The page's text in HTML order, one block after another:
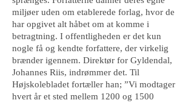
miljøer uden om etablerede forlag, hvor de
har opgivet alt håbet om at komme i
betragtning. I offentligheden er det kun
nogle få og kendte forfattere, der virkelig
brænder igennem. Direktør for Gyldendal,
Johannes Riis, indrømmer det. Til
Højskolebladet fortæller han; ”Vi modtager
hvert år et sted mellem 1200 og 1500